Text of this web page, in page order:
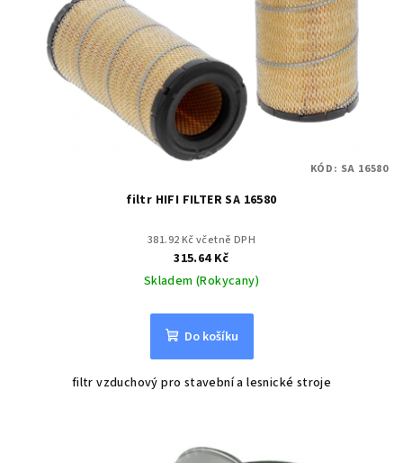
filtr HIFI FILTER SA 16580
381.92 Kč včetně DPH
315.64 Kč
Skladem (Rokycany)
Do košíku
filtr vzduchový pro stavební a lesnické stroje
KÓD: SA 16580